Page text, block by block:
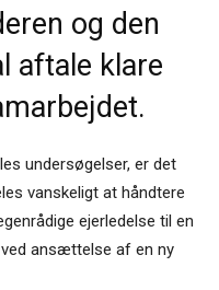
og den
aftale klare
undersøgelser, er det
vanskeligt at håndtere
ejerledelse til en
ansættelse af en ny